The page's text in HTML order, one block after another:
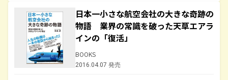
日本一小さな航空会社の大きな奇跡の
物語 業界の常識を破った天草エアラ
インの「復活」
BOOKS
2016.04.07 発売